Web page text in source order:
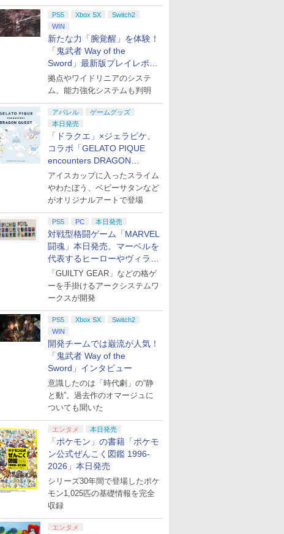
ー「ROG Strix OLED
XG27ACDMS」限定モデルも
お買い得
PS5 Xbox SX
Switch2
WIN
新たな力「腕覚醒」を体験！
「鬼武者 Way of the
Sword」最新版プレイレポー
ト
拠点やワイドリニアのシステ
ム、能力強化システムも判明
アパレル
ゲームグッズ
本日発売
「ドラクエ」×ジェラピケ、
コラボ「GELATO PIQUE
encounters DRAGON
QUEST」第2弾が本日発売
アイスカップに入ったスライム
やわたぼう、ベビーサタンなど
がオリジナルアートで登場
PS5 PC 本日発売
対戦型格闘ゲーム「MARVEL
闘魂」本日発売。マーベルを
代表するヒーローやヴィラン
たちが登場
「GUILTY GEAR」などの格ゲ
ーを手掛けるアークシステムワ
ークスが開発
PS5 Xbox SX
Switch2
WIN
開発チームでは巌流が人気！
「鬼武者 Way of the
Sword」インタビュー
意識したのは「時代劇」の“静
と動”。過去作のオマージュに
ついても聞いた
エンタメ 本日発売
「ポケモン」の書籍「ポケモ
ン公式ぜんこく図鑑 1996-
2026」本日発売
シリーズ30年間で登場したポケ
モン1,025匹の基礎情報を完全
収録
エンタメ